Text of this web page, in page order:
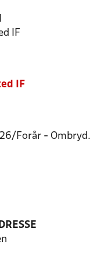
IF
IF
Forår - Ombryd.